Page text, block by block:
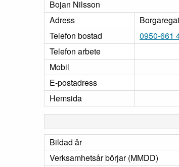
Bojan Nilsson
Adress
Telefon bostad
0950-661
Telefon arbete
Mobil
E-postadress
Hemsida
Bildad år
Verksamhetsår börjar (MMDD)